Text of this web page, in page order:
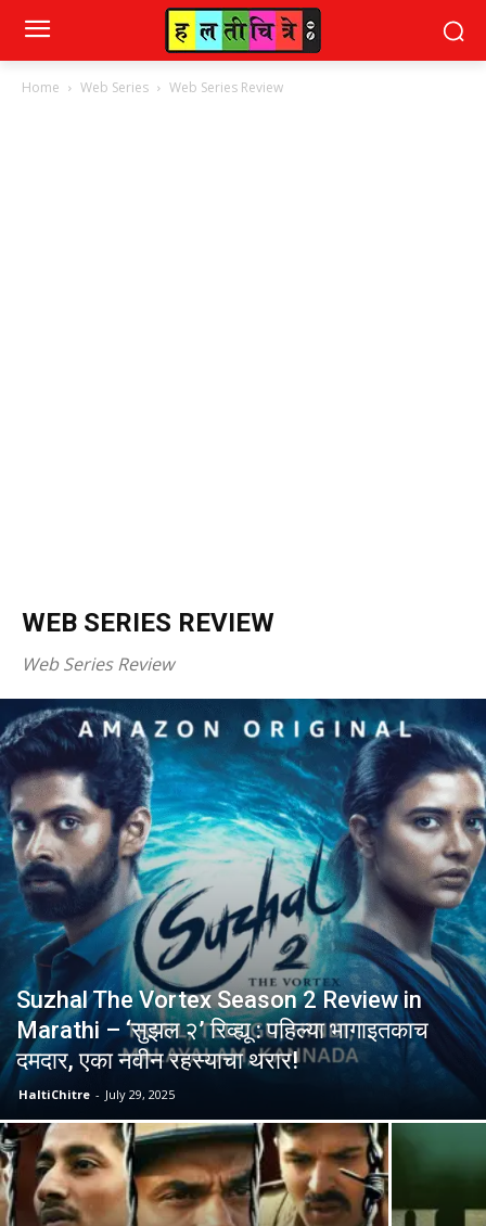
Home Web Series Web Series Review
WEB SERIES REVIEW
Web Series Review
Suzhal The Vortex Season 2 Review in
Marathi – ‘सुझल २’ रिव्ह्यू : पहिल्या भागाइतकाच
दमदार, एका नवीन रहस्याचा थरार!
HaltiChitre - July 29, 2025